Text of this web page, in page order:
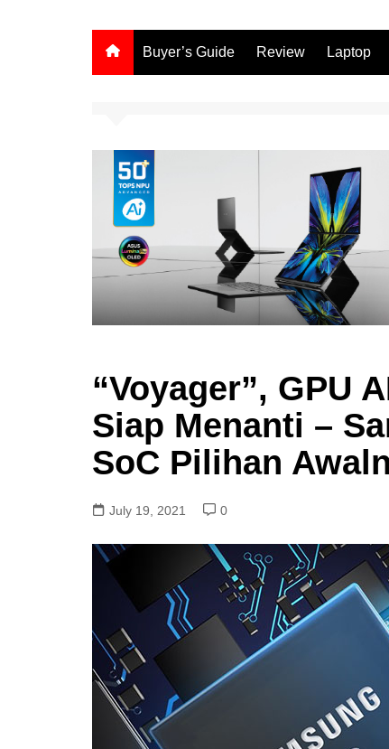
Buyer’s Guide Review Laptop
“Voyager”, GPU
Siap Menanti –
SoC Pilihan
July 19, 2021 0